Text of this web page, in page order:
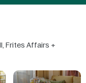
Frites Affairs +